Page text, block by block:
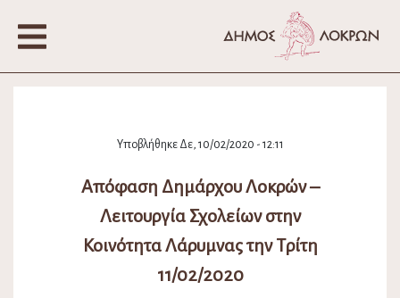
Υποβλήθηκε Δε, 10/02/2020 - 12:11
Απόφαση Δημάρχου Λοκρών –
Λειτουργία Σχολείων στην
Κοινότητα Λάρυμνας την Τρίτη
11/02/2020